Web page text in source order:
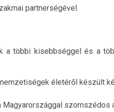
partnerségével.
a többi kisebbséggel és a
életéről készült
Magyarországgal szomszédos